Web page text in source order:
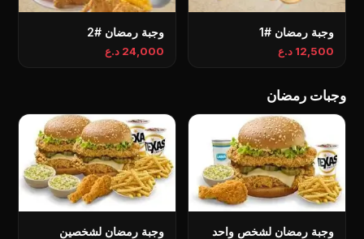
وجبة رمضان #1
12,500 د.ع
وجبة رمضان #2
24,000 د.ع
وجبات رمضان
وجبة رمضان لشخص واحد وجبة رمضان لشخصين